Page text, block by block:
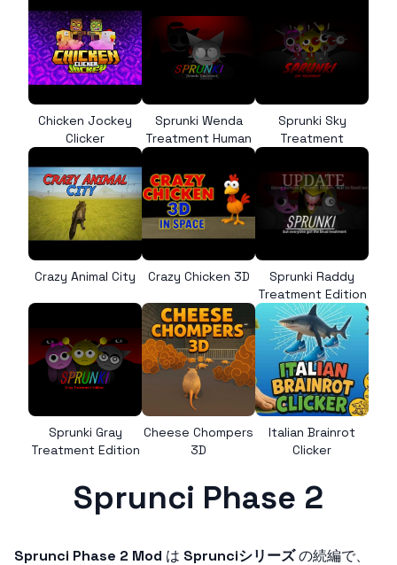
Chicken Jockey
Clicker
Sprunki Wenda
Treatment Human
Sprunki Sky
Treatment
Crazy Animal City Crazy Chicken 3D
Sprunki Raddy
Treatment Edition
Sprunki Gray
Treatment Edition
Cheese Chompers
3D
Italian Brainrot
Clicker
Sprunci Phase 2
Sprunci Phase 2 Mod は Sprunciシリーズの続編で、